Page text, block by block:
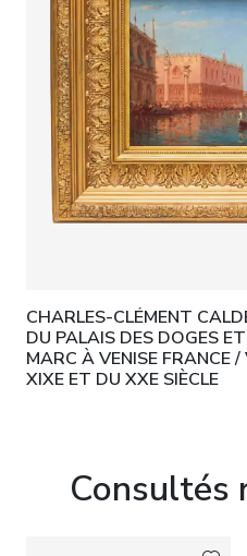
CHARLES-CLÉMENT
DU PALAIS DES DOGES
MARC À VENISE FRANCE
XIXE ET DU XXE SIÈCLE
Consultés